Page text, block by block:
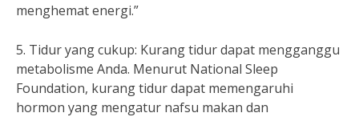
menghemat energi.”
5. Tidur yang cukup: Kurang tidur dapat mengganggu
metabolisme Anda. Menurut National Sleep
Foundation, kurang tidur dapat memengaruhi
hormon yang mengatur nafsu makan dan